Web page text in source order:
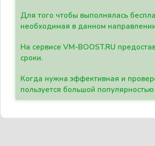
Для того чтобы выполнялась
необходимая в данном
На сервисе VM-BOOST.RU
сроки.
Когда нужна эффективная и
пользуется большой